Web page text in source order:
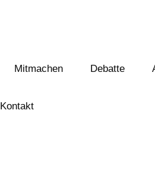
Mitmachen Debatte
Kontakt